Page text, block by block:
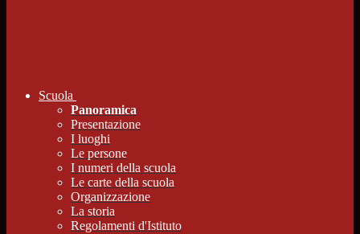
Scuola
Panoramica
Presentazione
I luoghi
Le persone
I numeri della scuola
Le carte della scuola
Organizzazione
La storia
Regolamenti d'Istituto